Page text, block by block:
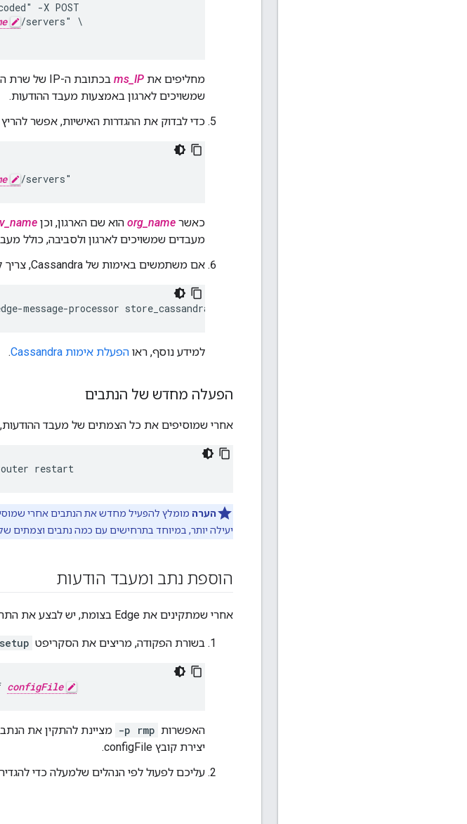
-X POST
/servers" \
מחליפים את ms_IP בכתובת ה-IP של שרת הניהול ולאחר מכן
שמשויכים לארגון באמצעות מעבד ההודעות.
כדי לבדוק את ההגדרות האישיות, אפשר
/servers"
כאשר org_name הוא שם הארגון, וכן
מעבדים שמשויכים לארגון ולסביבה, כולל
אם משתמשים באימות של Cassandra, צריך להפעיל את מעבד ההודעות כדי להתחבר אל קסנדרה:
message-processor store_cassandra_credentials -u
למידע נוסף, ראו הפעלת אימות Cassandra .
הפעלה מחדש של הנתבים
אחרי שמוסיפים את כל הצמתים של מעבד
restart
הערה מומלץ להפעיל מחדש את הנתבים אחרי
יעילה יותר, במיוחד בתרחישים עם כמה נתבים וצמתים
הוספת נתב ומעבד הודעות
אחרי שמתקינים את Edge בצומת, יש לבצע את התהליך הבא כדי להוסיף נתב והודעה מעבד בו-זמנית:
בשורת הפקודה, מריצים את הסקריפט
configFile
האפשרות -p rmp מציינת להתקין את
יצירת קובץ configFile.
עליכם לפעול לפי הנהלים שלמעלה כדי